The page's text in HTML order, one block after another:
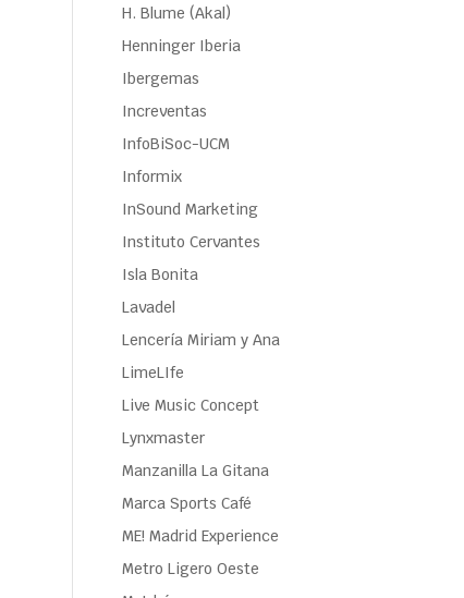
H. Blume (Akal)
Henninger Iberia
Ibergemas
Increventas
InfoBiSoc-UCM
Informix
InSound Marketing
Instituto Cervantes
Isla Bonita
Lavadel
Lencería Miriam y Ana
LimeLIfe
Live Music Concept
Lynxmaster
Manzanilla La Gitana
Marca Sports Café
ME! Madrid Experience
Metro Ligero Oeste